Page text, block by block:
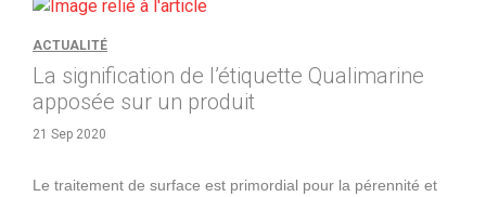
ACTUALITÉ
La signification de l’étiquette Qualimarine
apposée sur un produit
21 Sep 2020
Le traitement de surface est primordial pour la pérennité et